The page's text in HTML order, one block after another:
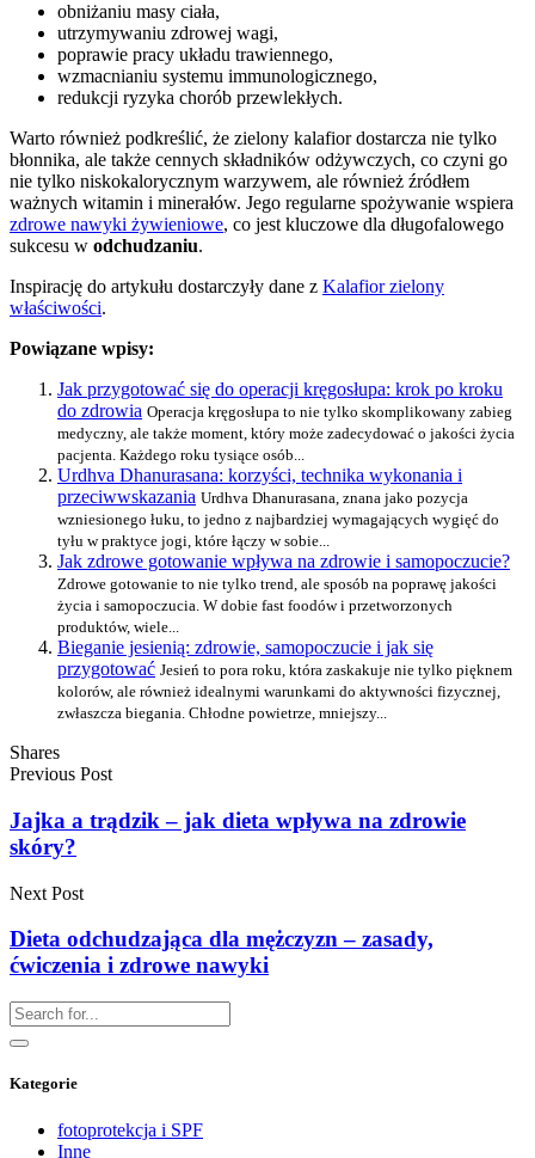
obniżaniu masy ciała,
utrzymywaniu zdrowej wagi,
poprawie pracy układu trawiennego,
wzmacnianiu systemu immunologicznego,
redukcji ryzyka chorób przewlekłych.
Warto również podkreślić, że zielony kalafior dostarcza nie tylko
błonnika, ale także cennych składników odżywczych, co czyni go
nie tylko niskokalorycznym warzywem, ale również źródłem
ważnych witamin i minerałów. Jego regularne spożywanie wspiera
zdrowe nawyki żywieniowe, co jest kluczowe dla długofalowego
sukcesu w odchudzaniu.
Inspirację do artykułu dostarczyły dane z Kalafior zielony
właściwości.
Powiązane wpisy:
Jak przygotować się do operacji kręgosłupa: krok po kroku
do zdrowia Operacja kręgosłupa to nie tylko skomplikowany zabieg
medyczny, ale także moment, który może zadecydować o jakości życia
pacjenta. Każdego roku tysiące osób...
Urdhva Dhanurasana: korzyści, technika wykonania i
przeciwwskazania Urdhva Dhanurasana, znana jako pozycja
wzniesionego łuku, to jedno z najbardziej wymagających wygięć do
tyłu w praktyce jogi, które łączy w sobie...
Jak zdrowe gotowanie wpływa na zdrowie i samopoczucie?
Zdrowe gotowanie to nie tylko trend, ale sposób na poprawę jakości
życia i samopoczucia. W dobie fast foodów i przetworzonych
produktów, wiele...
Bieganie jesienią: zdrowie, samopoczucie i jak się
przygotować Jesień to pora roku, która zaskakuje nie tylko pięknem
kolorów, ale również idealnymi warunkami do aktywności fizycznej,
zwłaszcza biegania. Chłodne powietrze, mniejszy...
Shares
Previous Post
Jajka a trądzik – jak dieta wpływa na zdrowie
skóry?
Next Post
Dieta odchudzająca dla mężczyzn – zasady,
ćwiczenia i zdrowe nawyki
Kategorie
fotoprotekcja i SPF
Inne